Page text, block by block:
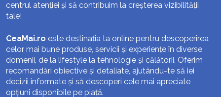
centrul atenției și să contribuim la creșterea vizibilității
tale!
CeaMai.ro este destinația ta online pentru descoperirea
celor mai bune produse, servicii și experiențe în diverse
domenii, de la lifestyle la tehnologie și călătorii. Oferim
recomandări obiective și detaliate, ajutându-te să iei
decizii informate și să descoperi cele mai apreciate
opțiuni disponibile pe piață.